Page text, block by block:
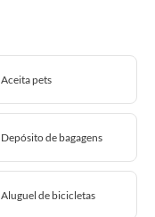
Aceita pets
Depósito de bagagens
Aluguel de bicicletas